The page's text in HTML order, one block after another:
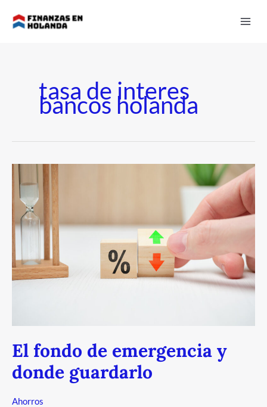
tasa de interes
bancos holanda
El fondo de emergencia y
donde guardarlo
Ahorros